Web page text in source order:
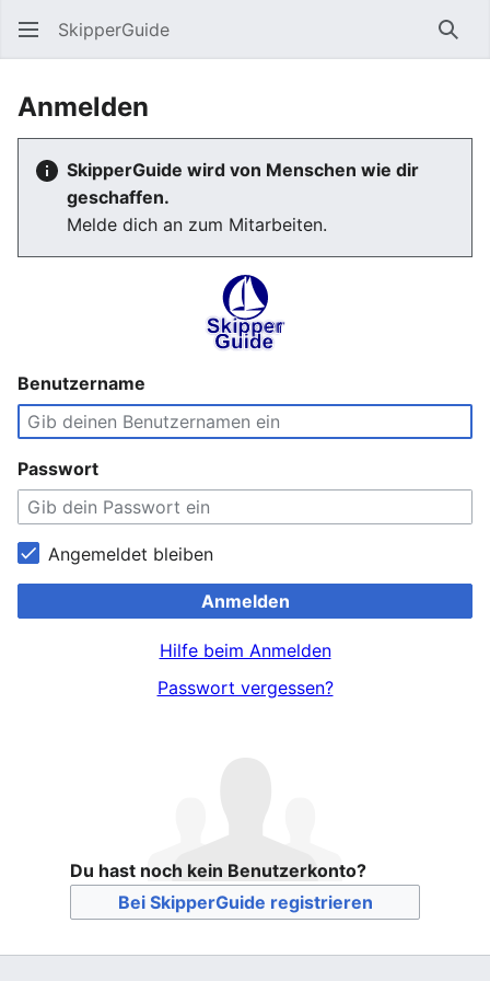
SkipperGuide
Anmelden
SkipperGuide wird von Menschen wie dir
geschaffen.
Melde dich an zum Mitarbeiten.
Benutzername
Passwort
Angemeldet bleiben
Anmelden
Hilfe beim Anmelden
Passwort vergessen?
Du hast noch kein Benutzerkonto?
Bei SkipperGuide registrieren